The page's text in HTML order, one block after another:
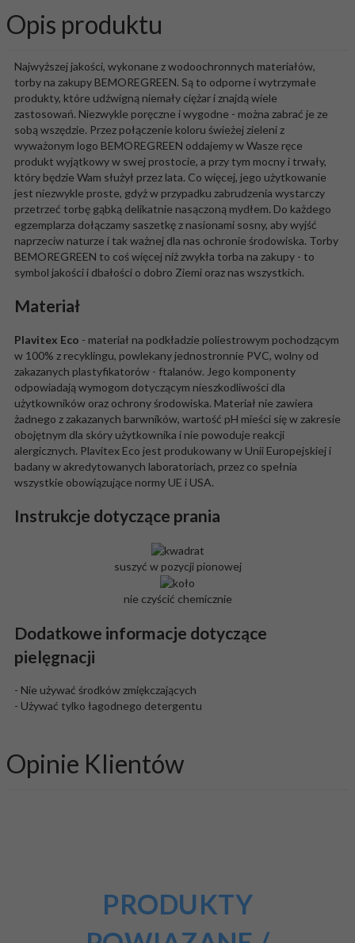
Opis produktu
Najwyższej jakości, wykonane z wodoochronnych materiałów,
torby na zakupy BEMOREGREEN. Są to odporne i wytrzymałe
produkty, które udźwigną niemały ciężar i znajdą wiele
zastosowań. Niezwykle poręczne i wygodne - można zabrać je ze
sobą wszędzie. Przez połączenie koloru świeżej zieleni z
wyważonym logo BEMOREGREEN oddajemy w Wasze ręce
produkt wyjątkowy w swej prostocie, a przy tym mocny i trwały,
który będzie Wam służył przez lata. Co więcej, jego użytkowanie
jest niezwykle proste, gdyż w przypadku zabrudzenia wystarczy
przetrzeć torbę gąbką delikatnie nasączoną mydłem. Do każdego
egzemplarza dołączamy saszetkę z nasionami sosny, aby wyjść
naprzeciw naturze i tak ważnej dla nas ochronie środowiska. Torby
BEMOREGREEN to coś więcej niż zwykła torba na zakupy - to
symbol jakości i dbałości o dobro Ziemi oraz nas wszystkich.
Materiał
Plavitex Eco - materiał na podkładzie poliestrowym pochodzącym
w 100% z recyklingu, powlekany jednostronnie PVC, wolny od
zakazanych plastyfikatorów - ftalanów. Jego komponenty
odpowiadają wymogom dotyczącym nieszkodliwości dla
użytkowników oraz ochrony środowiska. Materiał nie zawiera
żadnego z zakazanych barwników, wartość pH mieści się w zakresie
obojętnym dla skóry użytkownika i nie powoduje reakcji
alergicznych. Plavitex Eco jest produkowany w Unii Europejskiej i
badany w akredytowanych laboratoriach, przez co spełnia
wszystkie obowiązujące normy UE i USA.
Instrukcje dotyczące prania
suszyć w pozycji pionowej
nie czyścić chemicznie
Dodatkowe informacje dotyczące
pielęgnacji
- Nie używać środków zmiękczających
- Używać tylko łagodnego detergentu
Opinie Klientów
PRODUKTY